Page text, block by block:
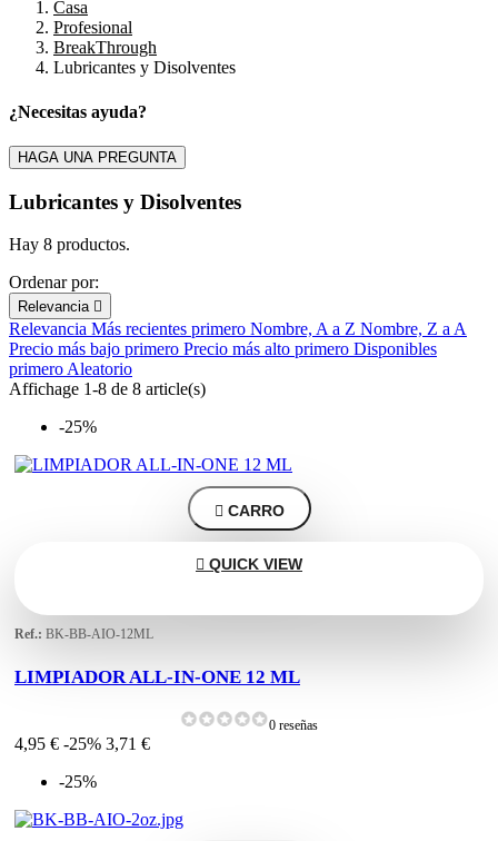
Casa
Profesional
BreakThrough
Lubricantes y Disolventes
Clear
Marca
€
En stock
En stock
View products8
¿Necesitas ayuda?
HAGA UNA PREGUNTA
Lubricantes y Disolventes
Hay 8 productos.
Ordenar por:
Relevancia 
Relevancia Más recientes primero Nombre, A a Z Nombre, Z a A
Precio más bajo primero Precio más alto primero Disponibles
primero Aleatorio
Affichage 1-8 de 8 article(s)
-25%
 CARRO
 QUICK VIEW
Ref.: BK-BB-AIO-12ML
LIMPIADOR ALL-IN-ONE 12 ML
0 reseñas
4,95 € -25% 3,71 €
-25%